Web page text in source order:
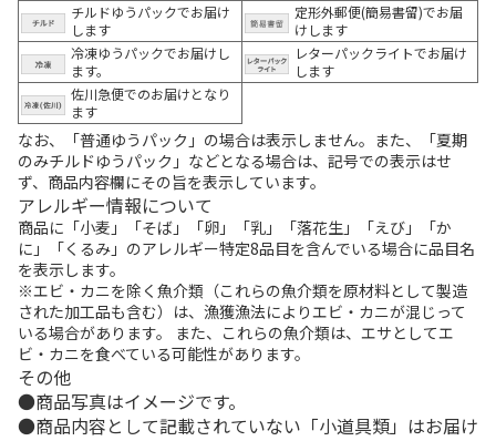
チルドゆうパックでお届け
します
定形外郵便(簡易書留)でお届
けします
冷凍ゆうパックでお届けし
ます。
レターパックライトでお届け
します
佐川急便でのお届けとなり
ます
なお、「普通ゆうパック」の場合は表示しません。また、「夏期
のみチルドゆうパック」などとなる場合は、記号での表示はせ
ず、商品内容欄にその旨を表示しています。
アレルギー情報について
商品に「小麦」「そば」「卵」「乳」「落花生」「えび」「か
に」「くるみ」のアレルギー特定8品目を含んでいる場合に品目名
を表示します。
※エビ・カニを除く魚介類（これらの魚介類を原材料として製造
された加工品も含む）は、漁獲漁法によりエビ・カニが混じって
いる場合があります。 また、これらの魚介類は、エサとしてエ
ビ・カニを食べている可能性があります。
その他
商品写真はイメージです。
商品内容として記載されていない「小道具類」はお届け